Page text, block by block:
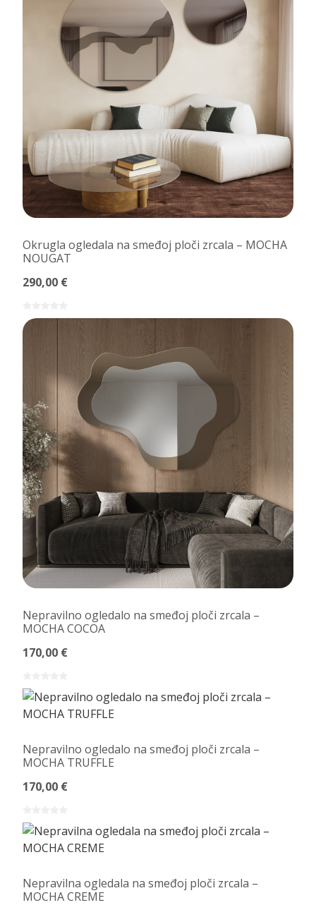
Okrugla ogledala na smeđoj ploči zrcala – MOCHA
NOUGAT
290,00 €
Nepravilno ogledalo na smeđoj ploči zrcala –
MOCHA COCOA
170,00 €
Nepravilno ogledalo na smeđoj ploči zrcala –
MOCHA TRUFFLE
170,00 €
Nepravilna ogledala na smeđoj ploči zrcala –
MOCHA CREME